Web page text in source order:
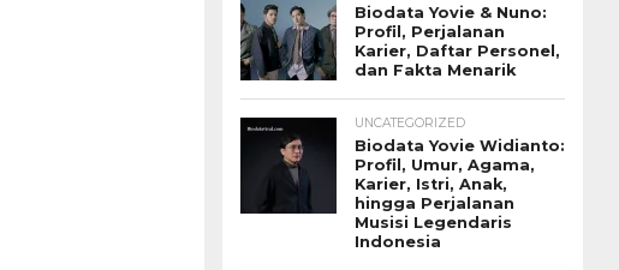
Biodata Yovie & Nuno:
Profil, Perjalanan
Karier, Daftar Personel,
dan Fakta Menarik
UNCATEGORIZED
Biodata Yovie Widianto:
Profil, Umur, Agama,
Karier, Istri, Anak,
hingga Perjalanan
Musisi Legendaris
Indonesia